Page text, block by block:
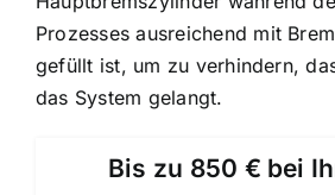
Prozesses ausreichend mit
gefüllt ist, um zu verhindern,
das System gelangt.
Bis zu 850 € bei